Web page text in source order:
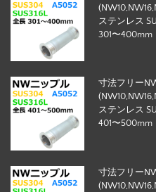
ステンレス
301〜400mm
寸法フリー
ステンレス
401〜500mm
寸法フリー